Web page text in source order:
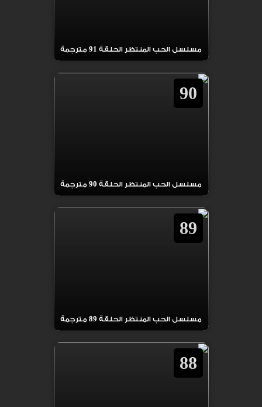
مسلسل الحب المنتظر الحلقة 91 مترجمة
90
مسلسل الحب المنتظر الحلقة 90 مترجمة
89
مسلسل الحب المنتظر الحلقة 89 مترجمة
88